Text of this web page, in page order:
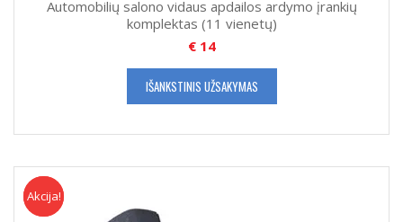
Automobilių salono vidaus apdailos ardymo įrankių
komplektas (11 vienetų)
€14
IŠANKSTINIS UŽSAKYMAS
Akcija
Akcija!